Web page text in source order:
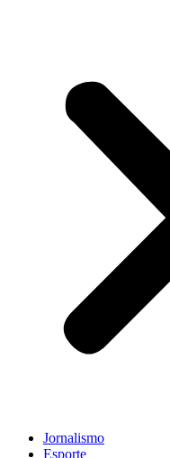
Jornalismo
Esporte